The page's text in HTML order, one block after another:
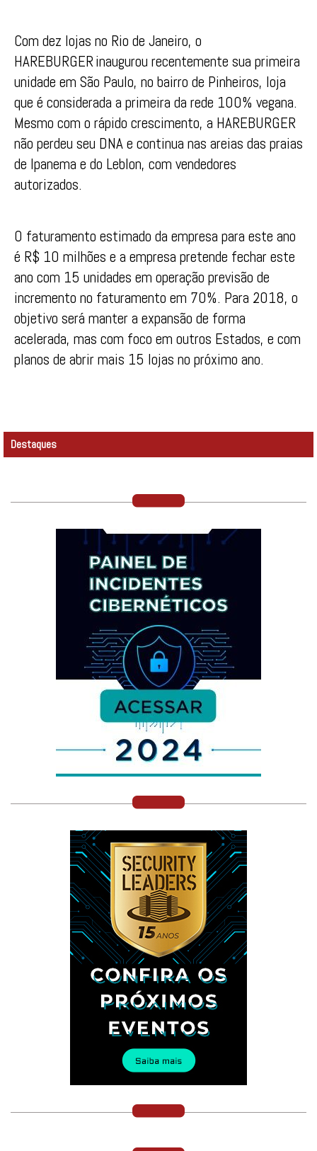
Com dez lojas no Rio de Janeiro, o
HAREBURGER inaugurou recentemente sua primeira
unidade em São Paulo, no bairro de Pinheiros, loja
que é considerada a primeira da rede 100% vegana.
Mesmo com o rápido crescimento, a HAREBURGER
não perdeu seu DNA e continua nas areias das praias
de Ipanema e do Leblon, com vendedores
autorizados.
O faturamento estimado da empresa para este ano
é R$ 10 milhões e a empresa pretende fechar este
ano com 15 unidades em operação previsão de
incremento no faturamento em 70%. Para 2018, o
objetivo será manter a expansão de forma
acelerada, mas com foco em outros Estados, e com
planos de abrir mais 15 lojas no próximo ano.
Destaques